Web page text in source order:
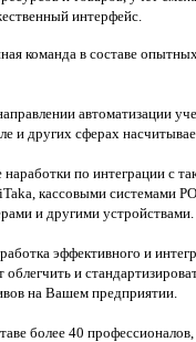
интерфейс.
команда в составе
автоматизации
и других сферах
по интеграции с
кассовыми системами
и другими устройствами.
эффективного и
и
на Вашем предприятии.
более 40